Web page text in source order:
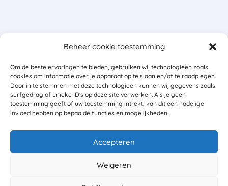
Beheer cookie toestemming
Om de beste ervaringen te bieden, gebruiken wij technologieën zoals
cookies om informatie over je apparaat op te slaan en/of te raadplegen.
Door in te stemmen met deze technologieën kunnen wij gegevens zoals
surfgedrag of unieke ID's op deze site verwerken. Als je geen
toestemming geeft of uw toestemming intrekt, kan dit een nadelige
invloed hebben op bepaalde functies en mogelijkheden.
Accepteren
Weigeren